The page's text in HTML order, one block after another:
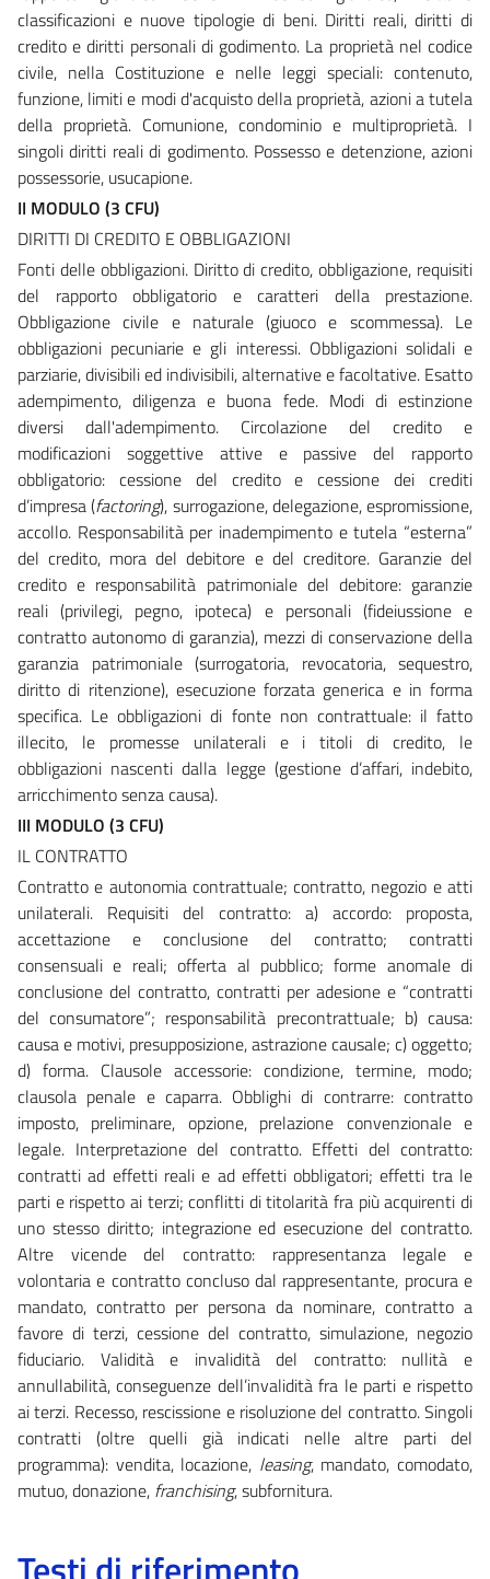
classificazioni e nuove tipologie di beni. Diritti reali, diritti di
credito e diritti personali di godimento. La proprietà nel codice
civile, nella Costituzione e nelle leggi speciali: contenuto,
funzione, limiti e modi d'acquisto della proprietà, azioni a tutela
della proprietà. Comunione, condominio e multiproprietà. I
singoli diritti reali di godimento. Possesso e detenzione, azioni
possessorie, usucapione.
II MODULO (3 CFU)
DIRITTI DI CREDITO E OBBLIGAZIONI
Fonti delle obbligazioni. Diritto di credito, obbligazione, requisiti
del rapporto obbligatorio e caratteri della prestazione.
Obbligazione civile e naturale (giuoco e scommessa). Le
obbligazioni pecuniarie e gli interessi. Obbligazioni solidali e
parziarie, divisibili ed indivisibili, alternative e facoltative. Esatto
adempimento, diligenza e buona fede. Modi di estinzione
diversi dall'adempimento. Circolazione del credito e
modificazioni soggettive attive e passive del rapporto
obbligatorio: cessione del credito e cessione dei crediti
d’impresa (factoring), surrogazione, delegazione, espromissione,
accollo. Responsabilità per inadempimento e tutela “esterna”
del credito, mora del debitore e del creditore. Garanzie del
credito e responsabilità patrimoniale del debitore: garanzie
reali (privilegi, pegno, ipoteca) e personali (fideiussione e
contratto autonomo di garanzia), mezzi di conservazione della
garanzia patrimoniale (surrogatoria, revocatoria, sequestro,
diritto di ritenzione), esecuzione forzata generica e in forma
specifica. Le obbligazioni di fonte non contrattuale: il fatto
illecito, le promesse unilaterali e i titoli di credito, le
obbligazioni nascenti dalla legge (gestione d’affari, indebito,
arricchimento senza causa).
III MODULO (3 CFU)
IL CONTRATTO
Contratto e autonomia contrattuale; contratto, negozio e atti
unilaterali. Requisiti del contratto: a) accordo: proposta,
accettazione e conclusione del contratto; contratti
consensuali e reali; offerta al pubblico; forme anomale di
conclusione del contratto, contratti per adesione e “contratti
del consumatore”; responsabilità precontrattuale; b) causa:
causa e motivi, presupposizione, astrazione causale; c) oggetto;
d) forma. Clausole accessorie: condizione, termine, modo;
clausola penale e caparra. Obblighi di contrarre: contratto
imposto, preliminare, opzione, prelazione convenzionale e
legale. Interpretazione del contratto. Effetti del contratto:
contratti ad effetti reali e ad effetti obbligatori; effetti tra le
parti e rispetto ai terzi; conflitti di titolarità fra più acquirenti di
uno stesso diritto; integrazione ed esecuzione del contratto.
Altre vicende del contratto: rappresentanza legale e
volontaria e contratto concluso dal rappresentante, procura e
mandato, contratto per persona da nominare, contratto a
favore di terzi, cessione del contratto, simulazione, negozio
fiduciario. Validità e invalidità del contratto: nullità e
annullabilità, conseguenze dell’invalidità fra le parti e rispetto
ai terzi. Recesso, rescissione e risoluzione del contratto. Singoli
contratti (oltre quelli già indicati nelle altre parti del
programma): vendita, locazione, leasing, mandato, comodato,
mutuo, donazione, franchising, subfornitura.